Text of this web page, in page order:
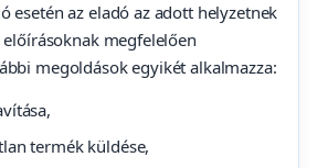
esetén az eladó az adott helyzetnek
megfelelően
megoldások egyikét alkalmazza:
termék küldése,